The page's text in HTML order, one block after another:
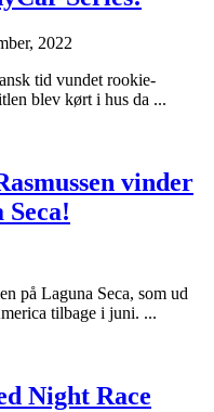
2022
tid vundet rookie-
blev kørt i hus da ...
vinder
på Laguna Seca, som ud
tilbage i juni. ...
Night Race